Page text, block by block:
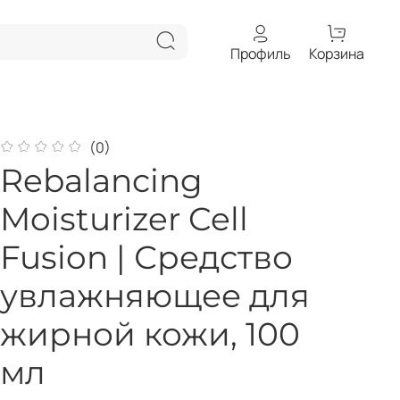
Профиль Корзина
(0)
Rebalancing
Moisturizer Cell
Fusion | Средство
увлажняющее для
жирной кожи, 100
мл